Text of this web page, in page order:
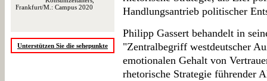
Frankfurt/M.: Campus 2020
Unterstützen Sie die sehepunkte
Handlungsantrieb politischer
Philipp Gassert behandelt in
"Zentralbegriff westdeutscher
emotionalen Gehalt von
rhetorische Strategie führender